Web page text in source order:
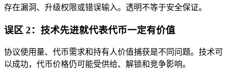
存在漏洞、升级权限或错误输入。透明不等于安全保证。
误区 2：技术先进就代表代币一定有价值
协议使用量、代币需求和持有人价值捕获是不同问题。技术可
以成功，代币价格仍可能受供给、解锁和竞争影响。